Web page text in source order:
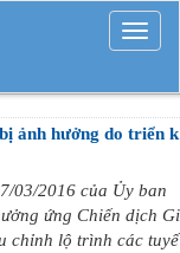
Mở
rộng
ảnh hưởng do triển k
03/2016 của Ủy ban
ứng Chiến dịch Gi
chỉnh lộ trình các tuyế